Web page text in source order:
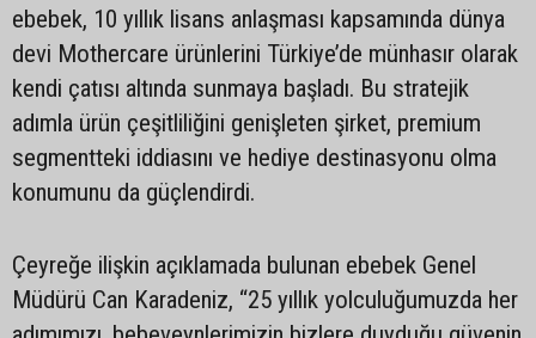
ebebek, 10 yıllık lisans anlaşması kapsamında dünya
devi Mothercare ürünlerini Türkiye’de münhasır olarak
kendi çatısı altında sunmaya başladı. Bu stratejik
adımla ürün çeşitliliğini genişleten şirket, premium
segmentteki iddiasını ve hediye destinasyonu olma
konumunu da güçlendirdi.
Çeyreğe ilişkin açıklamada bulunan ebebek Genel
Müdürü Can Karadeniz, “25 yıllık yolculuğumuzda her